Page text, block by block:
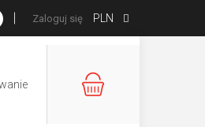
PLN
Zaloguj się
KOSZYK